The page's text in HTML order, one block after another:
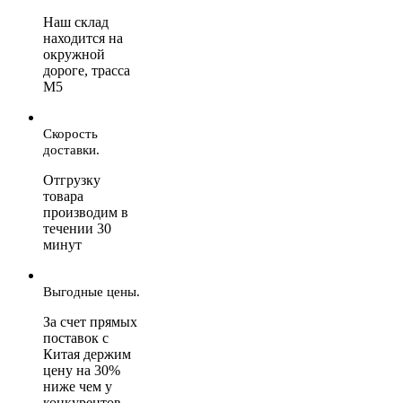
Наш склад
находится на
окружной
дороге, трасса
М5
Скорость
доставки.
Отгрузку
товара
производим в
течении 30
минут
Выгодные цены.
За счет прямых
поставок с
Китая держим
цену на 30%
ниже чем у